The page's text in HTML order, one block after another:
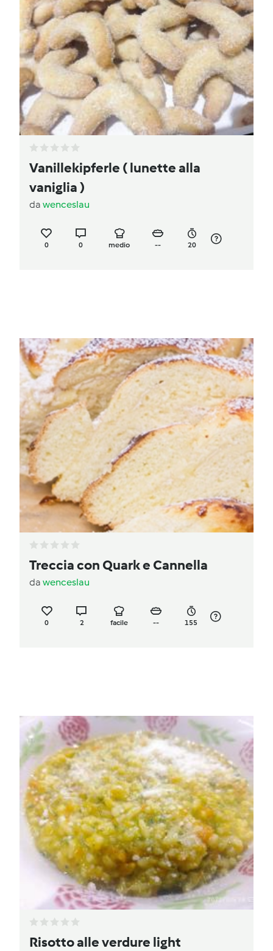
Vanillekipferle ( lunette alla
vaniglia )
da wenceslau
0 0 medio -- 20
Treccia con Quark e Cannella
da wenceslau
0 2 facile -- 155
Risotto alle verdure light